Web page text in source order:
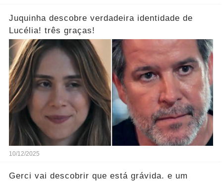
Juquinha descobre verdadeira identidade de
Lucélia! três graças!
10/12/2025
Gerci vai descobrir que está grávida. e um